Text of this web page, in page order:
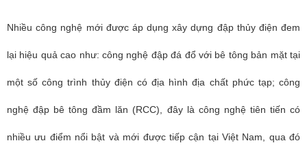
Nhiều công nghệ mới được áp dụng xây dựng đập thủy điện đem
lại hiệu quả cao như: công nghệ đập đá đổ với bê tông bản mặt tại
một số công trình thủy điện có địa hình địa chất phức tạp; công
nghệ đập bê tông đầm lăn (RCC), đây là công nghệ tiên tiến có
nhiều ưu điểm nổi bật và mới được tiếp cận tại Việt Nam, qua đó